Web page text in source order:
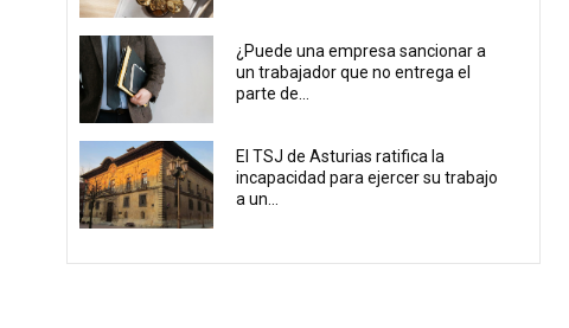
¿Puede una empresa sancionar a
un trabajador que no entrega el
parte de...
El TSJ de Asturias ratifica la
incapacidad para ejercer su trabajo
a un...